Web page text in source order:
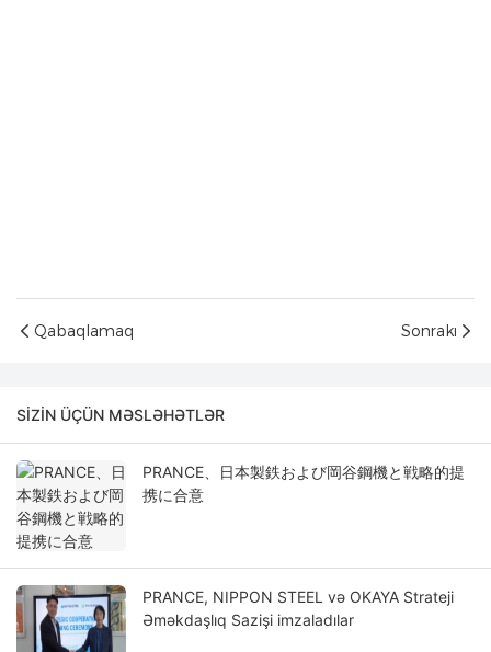
Qabaqlamaq Sonrakı
SIZIN ÜÇÜN MƏSLƏHƏTLƏR
PRANCE、日本製鉄および岡谷鋼機と戦略的提
携に合意
PRANCE, NIPPON STEEL və OKAYA Strateji
Əməkdaşlıq Sazişi imzaladılar